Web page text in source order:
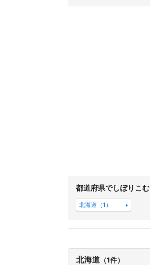
都道府県でしぼりこむ
北海道（1）
北海道 （1件）